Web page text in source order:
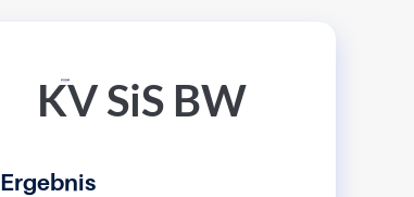
KV SiS BW
Ergebnis